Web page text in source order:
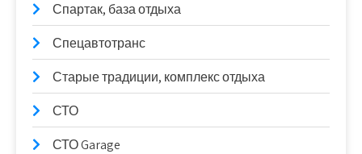
Спартак, база отдыха
Спецавтотранс
Старые традиции, комплекс отдыха
СТО
СТО Garage